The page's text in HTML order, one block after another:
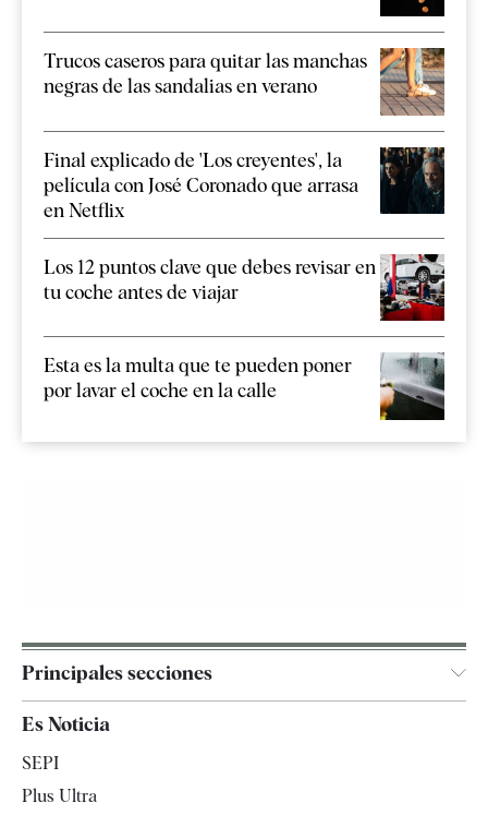
Trucos caseros para quitar las manchas
negras de las sandalias en verano
Final explicado de 'Los creyentes', la
película con José Coronado que arrasa
en Netflix
Los 12 puntos clave que debes revisar en
tu coche antes de viajar
Esta es la multa que te pueden poner
por lavar el coche en la calle
Principales secciones
España
Es Noticia
SEPI
Plus Ultra